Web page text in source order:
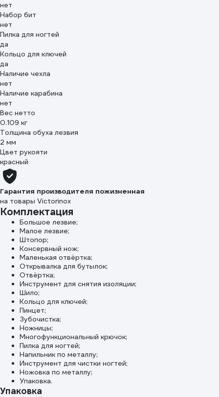
нет
Набор бит
нет
Пилка для ногтей
да
Кольцо для ключей
да
Наличие чехла
нет
Наличие карабина
нет
Вес нетто
0.109 кг
Толщина обуха лезвия
2 мм
Цвет рукояти
красный
Гарантия производителя пожизненная
на товары Victorinox
Комплектация
Большое лезвие;
Малое лезвие;
Штопор;
Консервный нож;
Маленькая отвёртка;
Открывалка для бутылок;
Отвёртка;
Инструмент для снятия изоляции;
Шило;
Кольцо для ключей;
Пинцет;
Зубочистка;
Ножницы;
Многофункциональный крючок;
Пилка для ногтей;
Напильник по металлу;
Инструмент для чистки ногтей;
Ножовка по металлу;
Упаковка.
Упаковка